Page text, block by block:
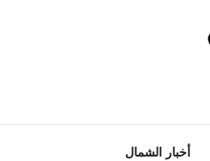
أخبار الشمال